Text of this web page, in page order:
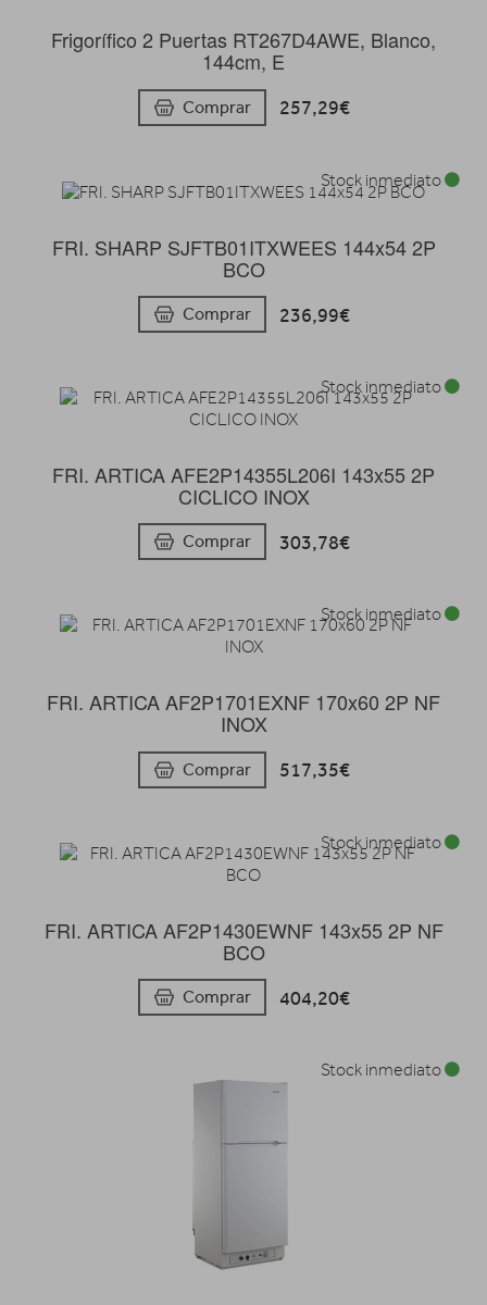
Frigorífico 2 Puertas RT267D4AWE, Blanco,
144cm, E
Comprar 257,29€
FRI. SHARP SJFTB01ITXWEES 144x54 2P
BCO
Comprar 236,99€
Stock inmediato
FRI. ARTICA AFE2P14355L206I 143x55 2P
CICLICO INOX
Comprar 303,78€
Stock inmediato
FRI. ARTICA AF2P1701EXNF 170x60 2P NF
INOX
Comprar 517,35€
Stock inmediato
FRI. ARTICA AF2P1430EWNF 143x55 2P NF
BCO
Comprar 404,20€
Stock inmediato
Stock inmediato